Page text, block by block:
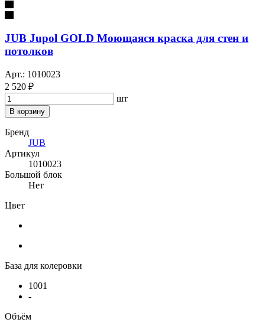
JUB Jupol GOLD Моющаяся краска для стен и
потолков
Арт.: 1010023
2 520 ₽
шт
В корзину
Бренд
JUB
Артикул
1010023
Большой блок
Нет
Цвет
База для колеровки
1001
-
Объём